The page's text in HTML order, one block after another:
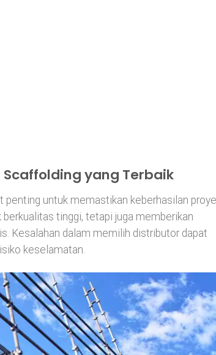
yang Terbaik
untuk memastikan keberhasilan
tinggi, tetapi juga memberikan
Kesalahan dalam memilih distributor dapat
keselamatan.